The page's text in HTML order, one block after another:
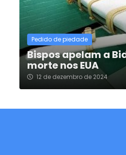
Pedido de piedade
Bispos apelam a
morte nos EUA
12 de dezembro de 2024